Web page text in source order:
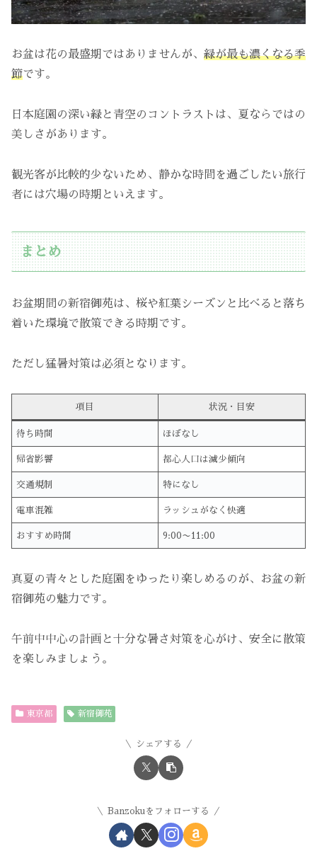
お盆は花の最盛期ではありませんが、 緑が最も濃くなる季
節です。
日本庭園の深い緑と青空のコントラストは、夏ならではの
美しさがあります。
観光客が比較的少ないため、静かな時間を過ごしたい旅行
者には穴場の時期といえます。
まとめ
お盆期間の新宿御苑は、桜や紅葉シーズンと比べると落ち
着いた環境で散策できる時期です。
ただし猛暑対策は必須となります。
項目 状況・目安
待ち時間 ほぼなし
帰省影響 都心人口は減少傾向
交通規制 特になし
電車混雑 ラッシュがなく快適
おすすめ時間 9:00〜11:00
真夏の青々とした庭園をゆったり楽しめるのが、お盆の新
宿御苑の魅力です。
午前中中心の計画と十分な暑さ対策を心がけ、安全に散策
を楽しみましょう。
東京都 新宿御苑
シェアする
Banzokuをフォローする